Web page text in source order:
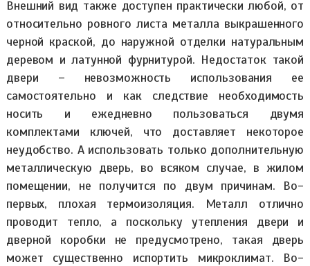
Внешний вид также доступен практически любой, от
относительно ровного листа металла выкрашенного
черной краской, до наружной отделки натуральным
деревом и латунной фурнитурой. Недостаток такой
двери – невозможность использования ее
самостоятельно и как следствие необходимость
носить и ежедневно пользоваться двумя
комплектами ключей, что доставляет некоторое
неудобство. А использовать только дополнительную
металлическую дверь, во всяком случае, в жилом
помещении, не получится по двум причинам. Во-
первых, плохая термоизоляция. Металл отлично
проводит тепло, а поскольку утепления двери и
дверной коробки не предусмотрено, такая дверь
может существенно испортить микроклимат. Во-